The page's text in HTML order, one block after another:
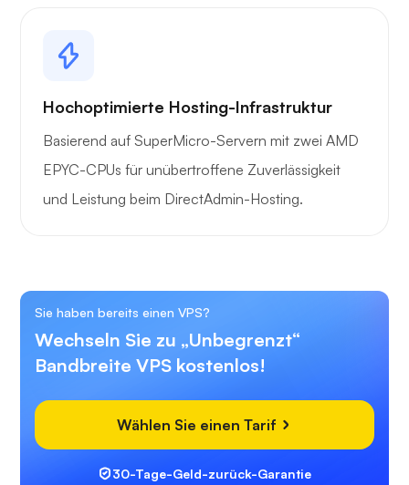
Hochoptimierte Hosting-Infrastruktur
Basierend auf SuperMicro-Servern mit zwei AMD
EPYC-CPUs für unübertroffene Zuverlässigkeit
und Leistung beim DirectAdmin-Hosting.
Sie haben bereits einen VPS?
Wechseln Sie zu „Unbegrenzt“
Bandbreite VPS kostenlos!
Wählen Sie einen Tarif
30-Tage-Geld-zurück-Garantie